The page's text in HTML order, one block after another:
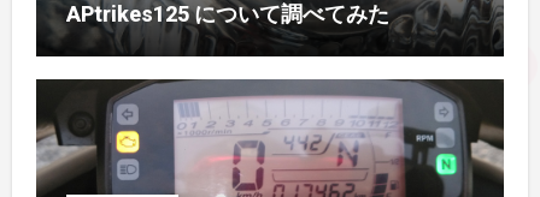
2016年9月 (3)
2016年8月 (2)
2016年7月 (1)
APtrikes125 について調べてみた